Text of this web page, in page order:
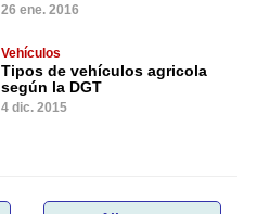
26 ene. 2016
Vehículos
Tipos de vehículos agricola
según la DGT
4 dic. 2015